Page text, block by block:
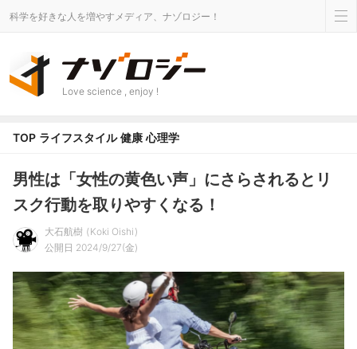
科学を好きな人を増やすメディア、ナゾロジー！
Love science , enjoy !
TOP ライフスタイル 健康 心理学
男性は「女性の黄色い声」にさらされるとリ
スク行動を取りやすくなる！
大石航樹
Koki Oishi
公開日 2024/9/27(金)